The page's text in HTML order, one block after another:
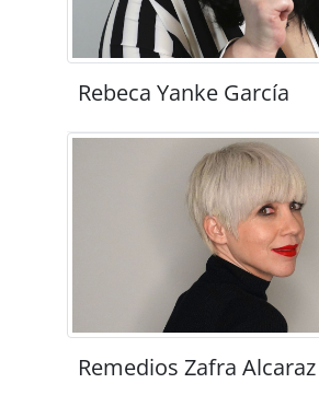
Rebeca Yanke García
Remedios Zafra Alcaraz